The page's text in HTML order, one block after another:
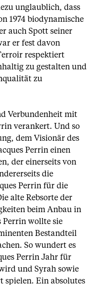
unglaublich, dass
1974 biodynamische
auch Spott seiner
er fest davon
respektiert
zu gestalten und
zu
Verbundenheit mit
verankert. Und so
dem Visionär des
Perrin einen
der einerseits von
die
Perrin für die
alte Rebsorte der
beim Anbau in
Perrin wollte sie
Bestandteil
So wundert es
Perrin Jahr für
und Syrah sowie
spielen. Ein absolutes